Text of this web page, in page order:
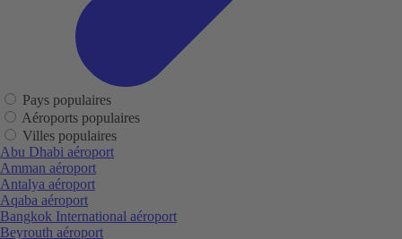
Pays populaires
Aéroports populaires
Villes populaires
Abu Dhabi aéroport
Amman aéroport
Antalya aéroport
Aqaba aéroport
Bangkok International aéroport
Beyrouth aéroport